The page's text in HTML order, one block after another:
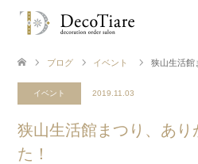
ブログ イベント 狭山生活館
イベント 2019.11.03
狭山生活館まつり、あり
た！